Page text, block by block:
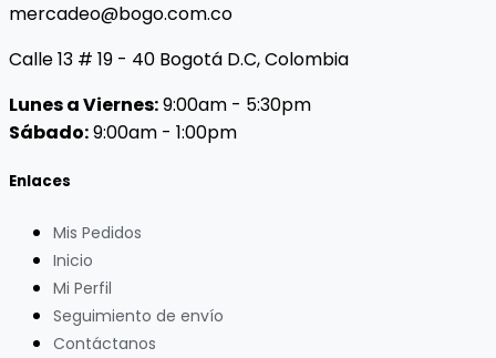
mercadeo@bogo.com.co
Calle 13 # 19 - 40 Bogotá D.C, Colombia
Lunes a Viernes:9:00am - 5:30pm
Sábado:9:00am - 1:00pm
Enlaces
Mis Pedidos
Inicio
Mi Perfil
Seguimiento de envío
Contáctanos